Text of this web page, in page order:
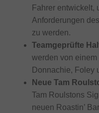
Fahrer entwickelt,
Anforderungen
zu werden.
Teamgeprüfte
werden von einem
Donnachie, Foley
Neue Tam
Tam Roulstons
neuen Roastin’